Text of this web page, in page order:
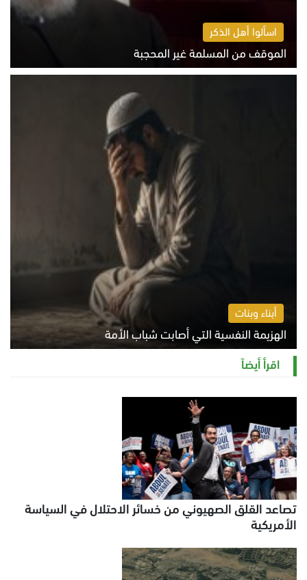
اسألوا أهل الذكر
الموقف من المسلمة غير المحجبة
الخميس 6 أغسطس 2026 10:45 ص
أبناء وبنات
الهزيمة النفسية التي أصابت شباب الأمة
الخميس 6 أغسطس 2026 11:12 ص
اقرأ أيضاً
تصاعد القلق الصهيوني من خسائر الاحتلال في السياسة
الأمريكية